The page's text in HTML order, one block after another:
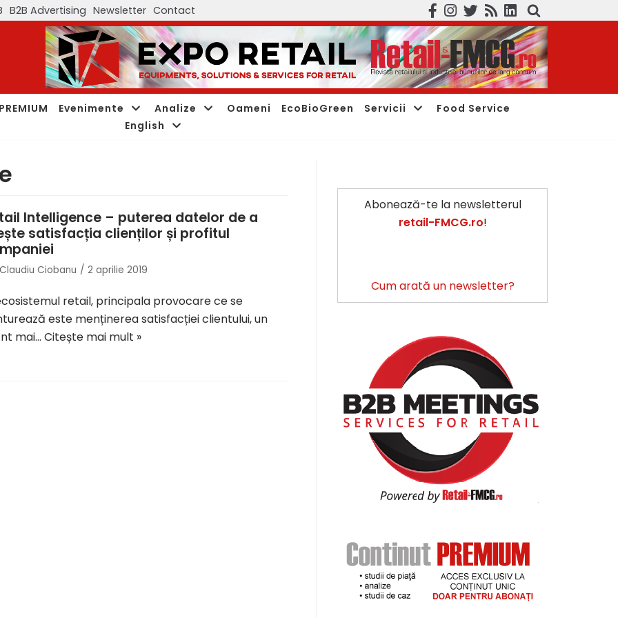
B2B Advertising Newsletter Contact
PREMIUM Evenimente Analize Oameni EcoBioGreen Servicii
Food Service
English
Intelligence – puterea datelor de a
satisfacția clienților și profitul
Claudiu Ciobanu 2 aprilie 2019
retail, principala provocare ce se
este menținerea satisfacției clientului, un
mai… Citește mai mult »
Abonează-te la newsletterul
retail-FMCG.ro!
Cum arată un newsletter?